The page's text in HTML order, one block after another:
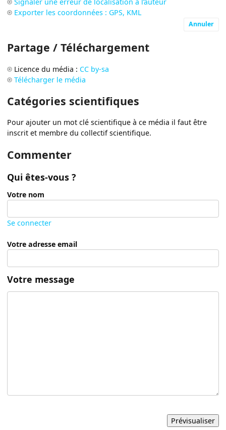
Exporter les coordonnées : GPS, KML
Annuler
Partage / Téléchargement
Licence du média : CC by-sa
Télécharger le média
Catégories scientifiques
Pour ajouter un mot clé scientifique à ce média il faut être
inscrit et membre du collectif scientifique.
Commenter
Qui êtes-vous ?
Votre nom
Se connecter
Votre adresse email
Votre message